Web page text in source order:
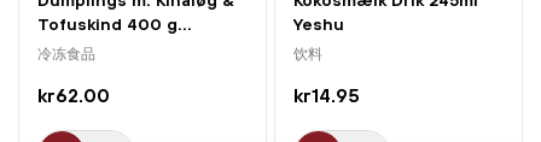
Tofuskind 400 g...
冷冻食品
kr62.00
Yeshu
饮料
kr14.95